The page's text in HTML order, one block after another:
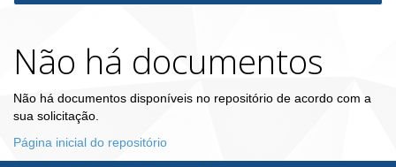
Não há documentos
Não há documentos disponíveis no repositório de acordo com a
sua solicitação.
Página inicial do repositório